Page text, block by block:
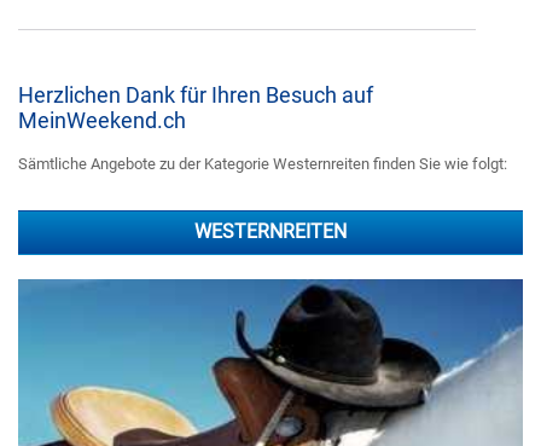
Herzlichen Dank für Ihren Besuch auf
MeinWeekend.ch
Sämtliche Angebote zu der Kategorie Westernreiten finden Sie wie folgt:
WESTERNREITEN